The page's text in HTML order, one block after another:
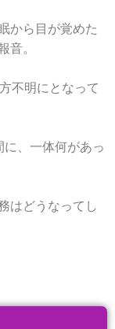
から目が覚めた
音。
不明にとなって
、一体何があっ
はどうなってし